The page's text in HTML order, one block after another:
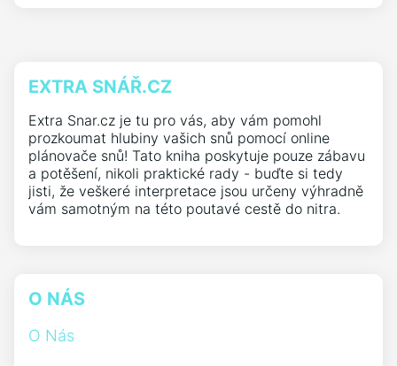
EXTRA SNÁŘ.CZ
Extra Snar.cz je tu pro vás, aby vám pomohl
prozkoumat hlubiny vašich snů pomocí online
plánovače snů! Tato kniha poskytuje pouze zábavu
a potěšení, nikoli praktické rady - buďte si tedy
jisti, že veškeré interpretace jsou určeny výhradně
vám samotným na této poutavé cestě do nitra.
O NÁS
O Nás